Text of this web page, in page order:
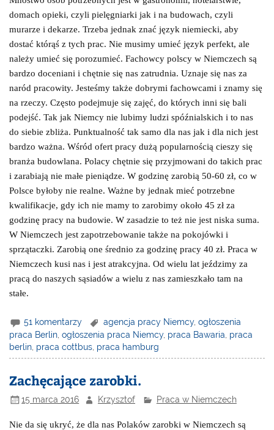
domach opieki, czyli pielęgniarki jak i na budowach, czyli
murarze i dekarze. Trzeba jednak znać język niemiecki, aby
dostać którąś z tych prac. Nie musimy umieć język perfekt, ale
należy umieć się porozumieć. Fachowcy polscy w Niemczech są
bardzo doceniani i chętnie się nas zatrudnia. Uznaje się nas za
naród pracowity. Jesteśmy także dobrymi fachowcami i znamy się
na rzeczy. Często podejmuje się zajęć, do których inni się bali
podejść. Tak jak Niemcy nie lubimy ludzi spóźnialskich i to nas
do siebie zbliża. Punktualność tak samo dla nas jak i dla nich jest
bardzo ważna. Wśród ofert pracy dużą popularnością cieszy się
branża budowlana. Polacy chętnie się przyjmowani do takich prac
i zarabiają nie małe pieniądze. W godzinę zarobią 50-60 zł, co w
Polsce byłoby nie realne. Ważne by jednak mieć potrzebne
kwalifikacje, gdy ich nie mamy to zarobimy około 45 zł za
godzinę pracy na budowie. W zasadzie to też nie jest niska suma.
W Niemczech jest zapotrzebowanie także na pokojówki i
sprzątaczki. Zarobią one średnio za godzinę pracy 40 zł. Praca w
Niemczech kusi nas i jest atrakcyjna. Od wielu lat jeździmy za
pracą do naszych sąsiadów a wielu z nas zamieszkało tam na
stałe.
51 komentarzy agencja pracy Niemcy,ogłoszenia
praca Berlin,ogłoszenia praca Niemcy, praca Bawaria, praca
berlin, praca cottbus, praca hamburg
Zachęcające zarobki.
15 marca 2016 Krzysztof Praca w Niemczech
Nie da się ukryć, że dla nas Polaków zarobki w Niemczech są